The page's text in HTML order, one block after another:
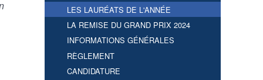
LES LAURÉATS DE L'ANNÉE
LA REMISE DU GRAND PRIX 2024
INFORMATIONS GÉNÉRALES
RÈGLEMENT
CANDIDATURE